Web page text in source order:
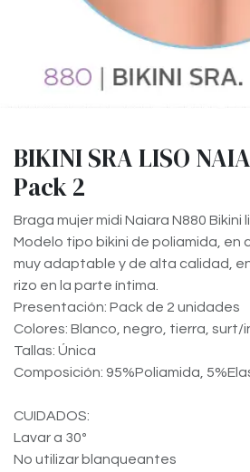
BIKINI SRA LISO
Pack 2
Braga mujer midi Naiara N880 Bikini
Modelo tipo bikini de poliamida, en
muy adaptable y de alta calidad,
rizo en la parte íntima.
Presentación: Pack de 2 unidades
Colores: Blanco, negro, tierra, surt/
Tallas: Única
Composición: 95%Poliamida,
CUIDADOS:
Lavar a 30º
No utilizar blanqueantes